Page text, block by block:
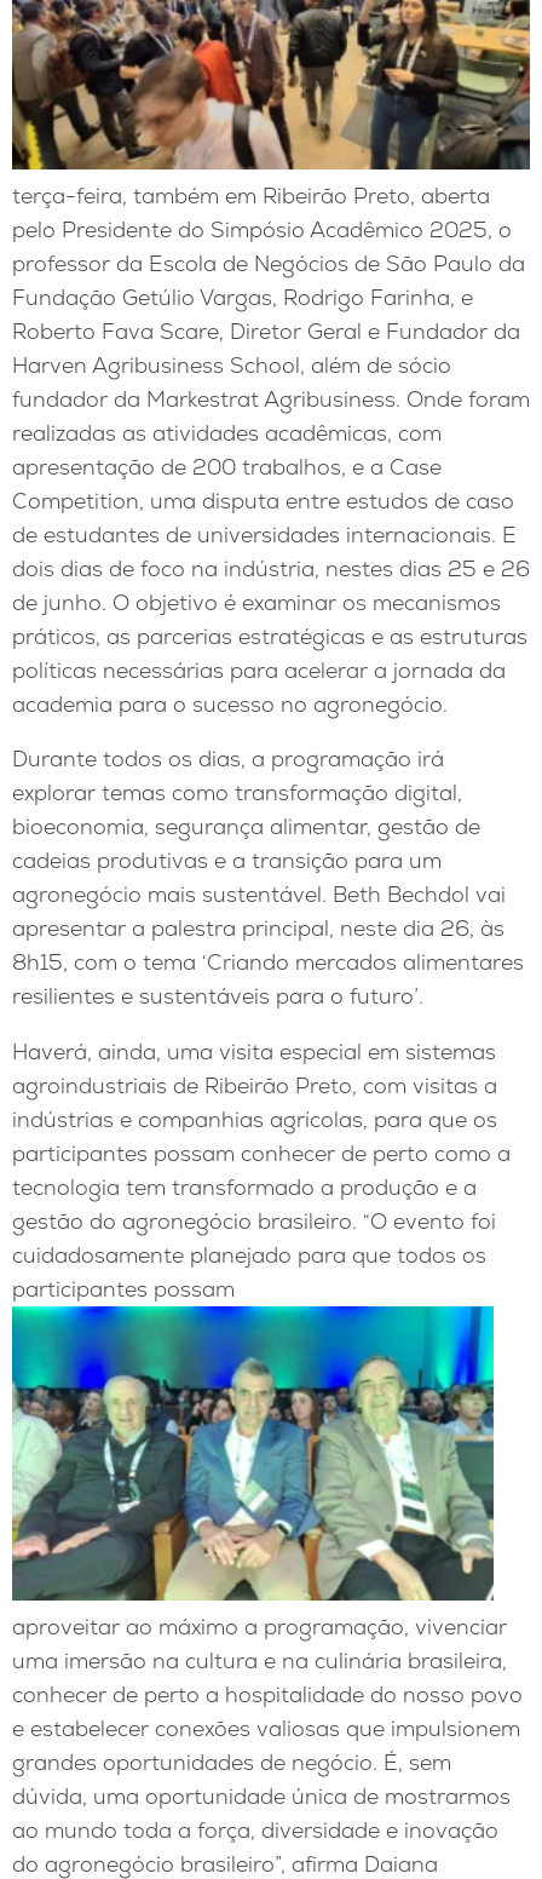
terça-feira, também em Ribeirão Preto, aberta
pelo Presidente do Simpósio Acadêmico 2025, o
professor da Escola de Negócios de São Paulo da
Fundação Getúlio Vargas, Rodrigo Farinha, e
Roberto Fava Scare, Diretor Geral e Fundador da
Harven Agribusiness School, além de sócio
fundador da Markestrat Agribusiness. Onde foram
realizadas as atividades acadêmicas, com
apresentação de 200 trabalhos, e a Case
Competition, uma disputa entre estudos de caso
de estudantes de universidades internacionais. E
dois dias de foco na indústria, nestes dias 25 e 26
de junho. O objetivo é examinar os mecanismos
práticos, as parcerias estratégicas e as estruturas
políticas necessárias para acelerar a jornada da
academia para o sucesso no agronegócio.
Durante todos os dias, a programação irá
explorar temas como transformação digital,
bioeconomia, segurança alimentar, gestão de
cadeias produtivas e a transição para um
agronegócio mais sustentável. Beth Bechdol vai
apresentar a palestra principal, neste dia 26, às
8h15, com o tema ‘Criando mercados alimentares
resilientes e sustentáveis para o futuro’.
Haverá, ainda, uma visita especial em sistemas
agroindustriais de Ribeirão Preto, com visitas a
indústrias e companhias agrícolas, para que os
participantes possam conhecer de perto como a
tecnologia tem transformado a produção e a
gestão do agronegócio brasileiro. “O evento foi
cuidadosamente planejado para que todos os
participantes possam
aproveitar ao máximo a programação, vivenciar
uma imersão na cultura e na culinária brasileira,
conhecer de perto a hospitalidade do nosso povo
e estabelecer conexões valiosas que impulsionem
grandes oportunidades de negócio. É, sem
dúvida, uma oportunidade única de mostrarmos
ao mundo toda a força, diversidade e inovação
do agronegócio brasileiro”, afirma Daiana